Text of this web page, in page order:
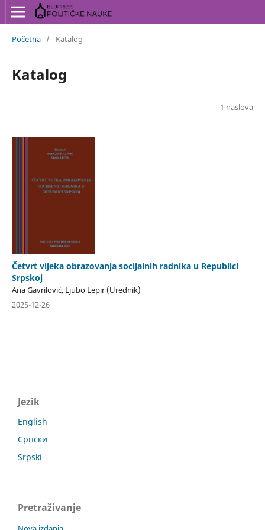
Početna / Katalog
Katalog
1 naslova
Četvrt vijeka obrazovanja socijalnih radnika u Republici
Srpskoj
Ana Gavrilović, Ljubo Lepir (Urednik)
2025-12-26
Jezik
English
Српски
Srpski
Pretraživanje